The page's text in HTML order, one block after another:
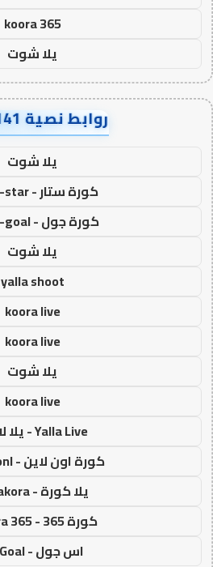
koora 365
يلا شوت
روابط نصية AA90141
يلا شوت
كورة ستار - koora-star
كورة جول - koora-goal
يلا شوت
yalla shoot
koora live
koora live
يلا شوت
koora live
Yalla Live - يلا لايف
كورة اون لاين - koora onl
يلا كورة - yallakora
كورة 365 - kooora 365
اس جول - AS Goal